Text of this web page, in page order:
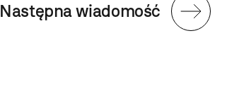
Następna wiadomość